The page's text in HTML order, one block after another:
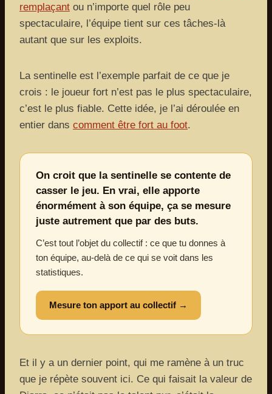
remplaçant ou n’importe quel rôle peu
spectaculaire, l’équipe tient sur ces tâches-là
autant que sur les exploits.
La sentinelle est l’exemple parfait de ce que je
crois : le joueur fort n’est pas le plus spectaculaire,
c’est le plus fiable. Cette idée, je l’ai déroulée en
entier dans comment être fort au foot.
On croit que la sentinelle se contente de
casser le jeu. En vrai, elle apporte
énormément à son équipe, ça se mesure
juste autrement que par des buts.
C’est tout l’objet du collectif : ce que tu donnes à
ton équipe, au-delà de ce qui se voit dans les
statistiques.
Mesure ton apport au collectif →
Et il y a un dernier point, qui me ramène à un truc
que je répète souvent ici. Ce qui faisait la valeur de